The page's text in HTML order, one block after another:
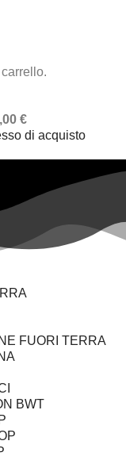
€
di acquisto
FUORI TERRA
BWT